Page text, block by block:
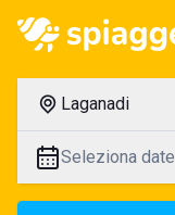
Laganadi
Seleziona date